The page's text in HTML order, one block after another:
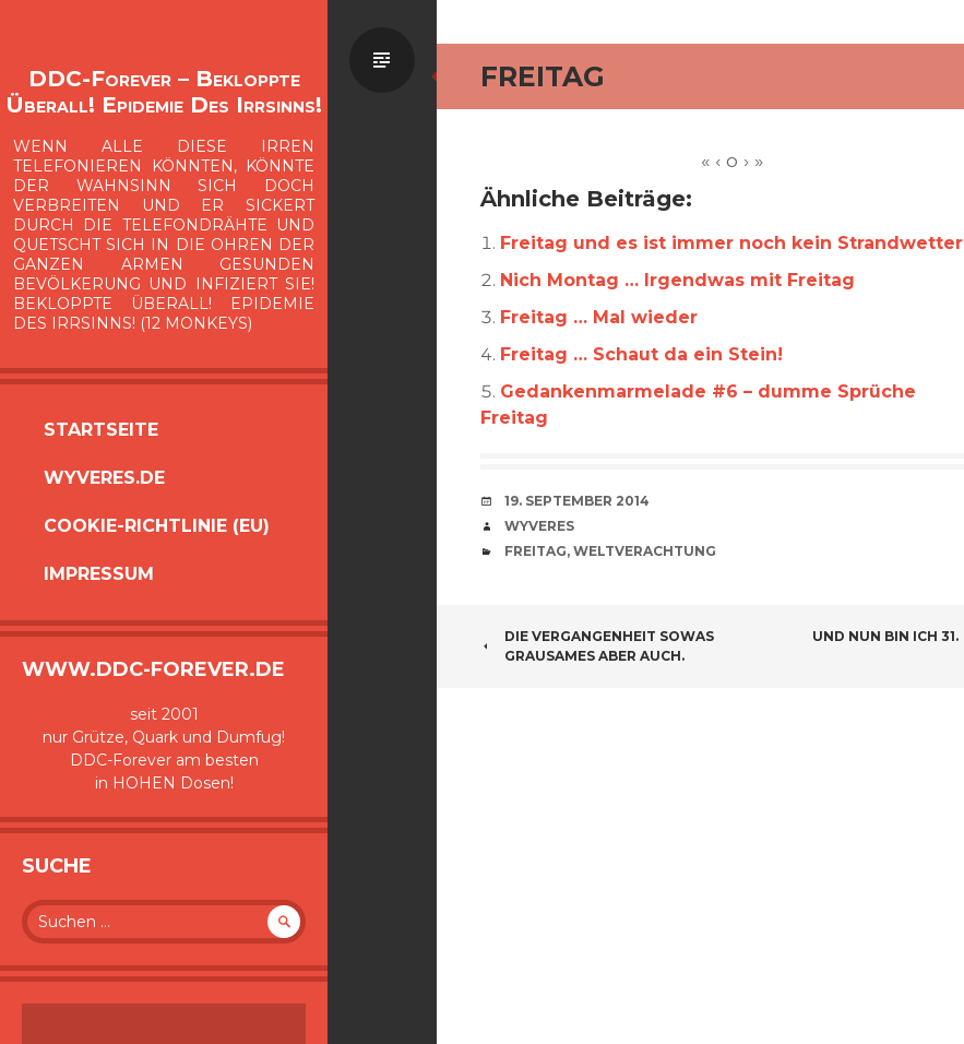
DDC-Forever – Bekloppte
Überall! Epidemie Des Irrsinns!
WENN ALLE DIESE IRREN
TELEFONIEREN KÖNNTEN, KÖNNTE
DER WAHNSINN SICH DOCH
VERBREITEN UND ER SICKERT
DURCH DIE TELEFONDRÄHTE UND
QUETSCHT SICH IN DIE OHREN DER
GANZEN ARMEN GESUNDEN
BEVÖLKERUNG UND INFIZIERT SIE!
BEKLOPPTE ÜBERALL! EPIDEMIE
DES IRRSINNS! (12 MONKEYS)
SPRINGEN
STARTSEITE
WYVERES.DE
COOKIE-RICHTLINIE (EU)
IMPRESSUM
WWW.DDC-FOREVER.DE
seit 2001
nur Grütze, Quark und Dumfug!
DDC-Forever am besten
in HOHEN Dosen!
SUCHE
Suche
nach:
FREITAG
Standard
Ähnliche Beiträge:
Freitag und es ist immer noch kein Strandwetter
Nich Montag … Irgendwas mit Freitag
Freitag … Mal wieder
Freitag … Schaut da ein Stein!
Gedankenmarmelade #6 – dumme Sprüche
Freitag
VERABREDUNG
19. SEPTEMBER 2014
VERFASSER
WYVERES
CATEGORIES
FREITAG, WELTVERACHTUNG
BEITRAGSNAVIGATION
DIE VERGANGENHEIT SOWAS
GRAUSAMES ABER AUCH.
UND NUN BIN ICH 31.